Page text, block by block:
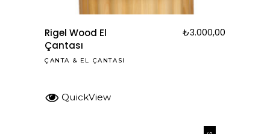
Rigel Wood El
Çantası
₺3.000,00
ÇANTA & EL ÇANTASI
QuickView